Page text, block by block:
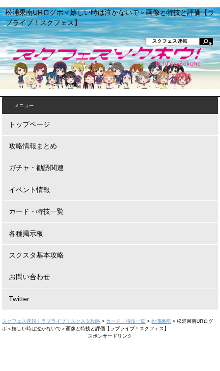
松浦果南URログボ＜嬉しい時は泣かないで＞画像と特技と評価【ラ
ブライブ！スクフェス】
メニュー
トップページ
攻略情報まとめ
ガチャ・勧誘関連
イベント情報
カード・特技一覧
各種掲示板
スクスタ基本攻略
お問い合わせ
Twitter
スクフェス速報｜ラブライブ！スクスタ攻略 > カード・特技一覧 >松浦果南 >松浦果南URログ
ボ＜嬉しい時は泣かないで＞画像と特技と評価【ラブライブ！スクフェス】
スポンサードリンク